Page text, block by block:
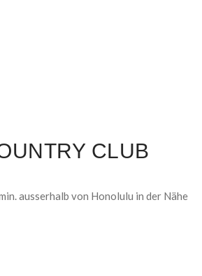
CLUB
ausserhalb von Honolulu in der Nähe